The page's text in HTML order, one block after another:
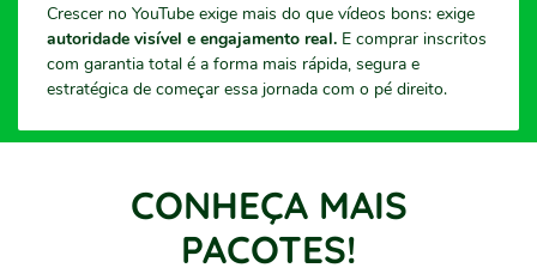
Crescer no YouTube exige mais do que vídeos bons: exige
autoridade visível e engajamento real. E comprar inscritos
com garantia total é a forma mais rápida, segura e
estratégica de começar essa jornada com o pé direito.
CONHEÇA MAIS
PACOTES!